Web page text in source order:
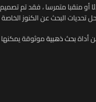
منقبا متمرسا ، فقد تم
تحديات البحث عن الكنوز
أداةبحث ذهبيةموثوقة يمكنها